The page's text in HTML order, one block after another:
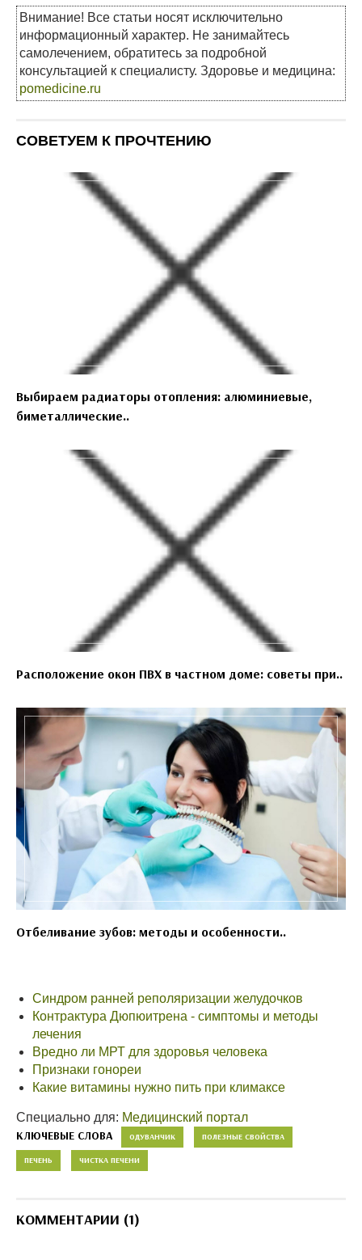
Внимание! Все статьи носят исключительно
информационный характер. Не занимайтесь
самолечением, обратитесь за подробной
консультацией к специалисту. Здоровье и медицина:
pomedicine.ru
СОВЕТУЕМ К ПРОЧТЕНИЮ
Выбираем радиаторы отопления: алюминиевые,
биметаллические..
Расположение окон ПВХ в частном доме: советы при..
Отбеливание зубов: методы и особенности..
Синдром ранней реполяризации желудочков
Контрактура Дюпюитрена - симптомы и методы
лечения
Вредно ли МРТ для здоровья человека
Признаки гонореи
Какие витамины нужно пить при климаксе
Специально для: Медицинский портал
КЛЮЧЕВЫЕ СЛОВА ОДУВАНЧИК ПОЛЕЗНЫЕ СВОЙСТВА
ПЕЧЕНЬ ЧИСТКА ПЕЧЕНИ
КОММЕНТАРИИ (1)